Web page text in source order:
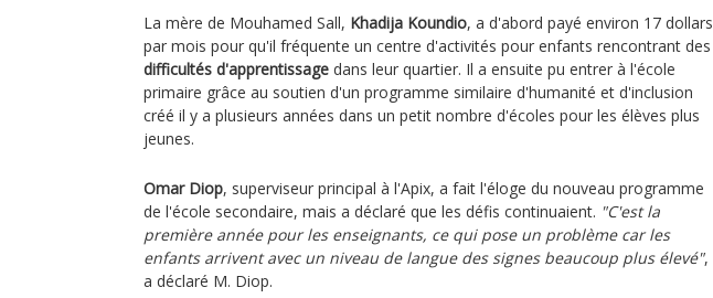
La mère de Mouhamed Sall, Khadija Koundio, a d'abord payé environ 17 dollars
par mois pour qu'il fréquente un centre d'activités pour enfants rencontrant des
difficultés d'apprentissage dans leur quartier. Il a ensuite pu entrer à l'école
primaire grâce au soutien d'un programme similaire d'humanité et d'inclusion
créé il y a plusieurs années dans un petit nombre d'écoles pour les élèves plus
jeunes.
Omar Diop, superviseur principal à l'Apix, a fait l'éloge du nouveau programme
de l'école secondaire, mais a déclaré que les défis continuaient. "C'est la
première année pour les enseignants, ce qui pose un problème car les
enfants arrivent avec un niveau de langue des signes beaucoup plus élevé",
a déclaré M. Diop.